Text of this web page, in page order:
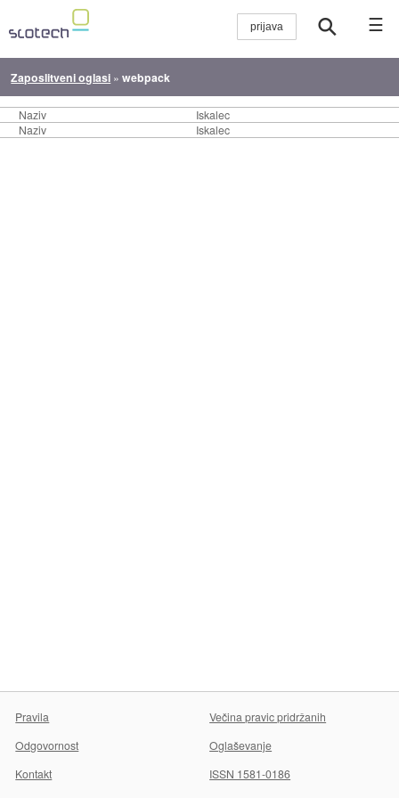
☰
Zaposlitveni oglasi »webpack
Naziv
Iskalec
Naziv
Iskalec
Pravila
Večina pravic pridržanih
Odgovornost
Oglaševanje
Kontakt
ISSN 1581-0186